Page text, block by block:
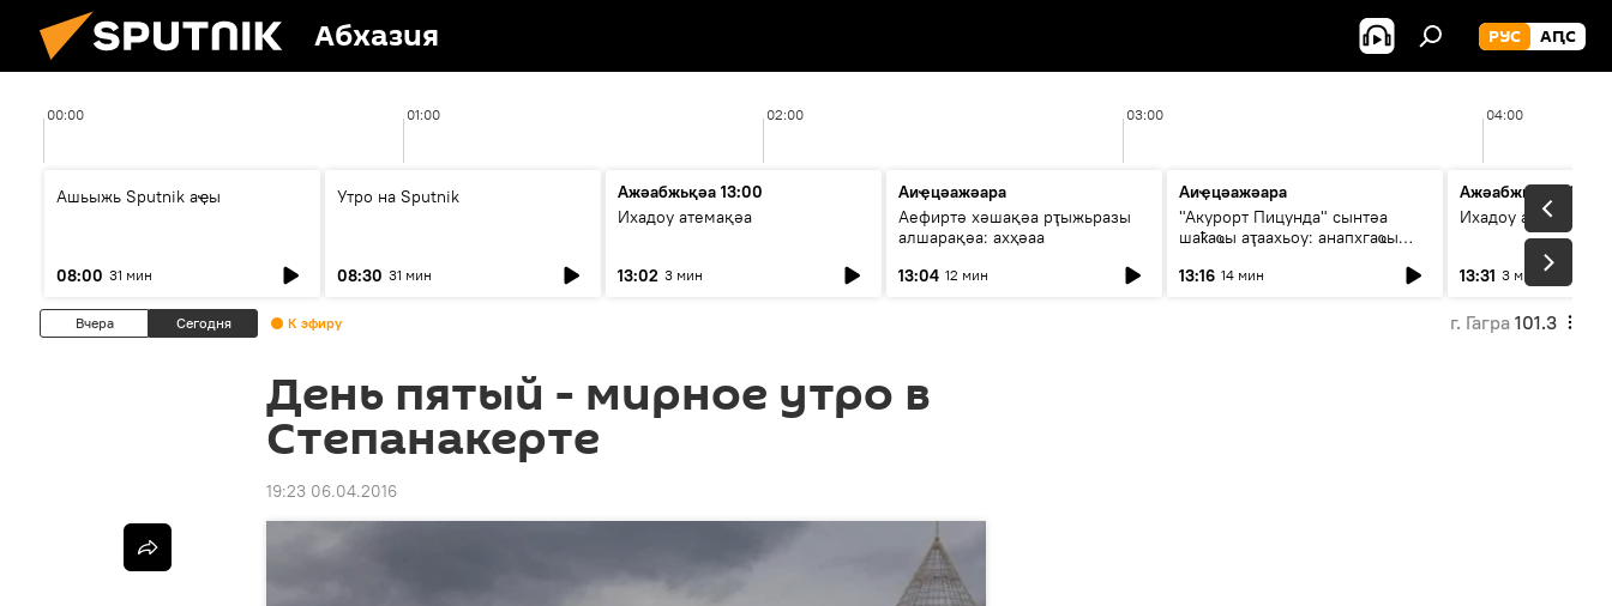
Абхазия РУС АԤС
00:00 01:00 02:00 03:00 04:00
Ашьыжь Sputnik аҿы
08:00 31 мин
Утро на Sputnik
08:30 31 мин
Ажәабжьқәа 13:00
Ихадоу атемақәа
13:02 3 мин
Аиҿцәажәара
Аефиртә хәшақәа рҭыжьразы
алшарақәа: ахҳәаа
13:04 12 мин
Аиҿцәажәара
"Акурорт Пицунда" сынтәа
шаҟаҩы аҭаахьоу: анапхгаҩы
13:16 14 мин
Ажәабжьқәа 13:30
Ихадоу атемақәа
13:31 3 мин
Вчера Сегодня К эфиру г. Гагра 101.3
День пятый - мирное утро в
Степанакерте
19:23 06.04.2016